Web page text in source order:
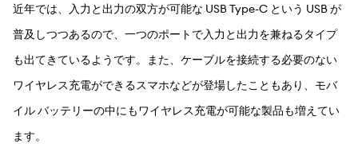
近年では、入力と出力の双方が可能な USB Type-C という USB が
普及しつつあるので、一つのポートで入力と出力を兼ねるタイプ
も出てきているようです。また、ケーブルを接続する必要のない
ワイヤレス充電ができるスマホなどが登場したこともあり、モバ
イル バッテリーの中にもワイヤレス充電が可能な製品も増えてい
ます。